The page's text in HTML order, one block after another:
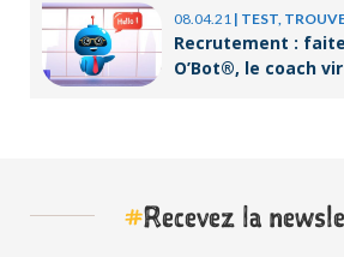
08.04.21 | TEST,
Recrutement :
O’Bot®, le coach
#Recevez la